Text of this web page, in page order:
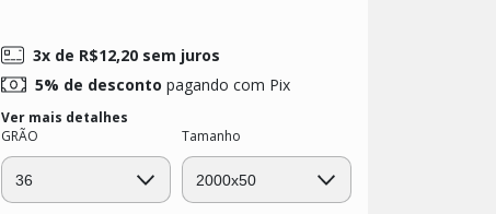
3x de R$12,20sem juros
5% de desconto pagando com Pix
Ver mais detalhes
GRÃO
Tamanho